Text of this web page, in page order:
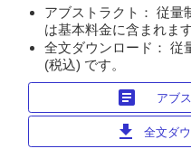
アブストラクト： 従量
は基本料金に含まれます
全文ダウンロード： 従
(税込) です。
article アブ
download 全文ダ